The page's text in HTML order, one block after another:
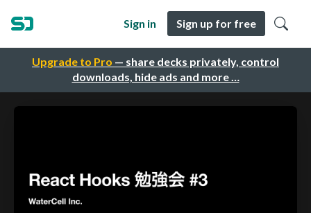
Upgrade to Pro — share decks privately, control
downloads, hide ads and more …
Sign in Sign up for free